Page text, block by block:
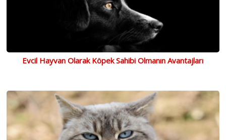
Evcil Hayvan Olarak Köpek Sahibi Olmanın Avantajları